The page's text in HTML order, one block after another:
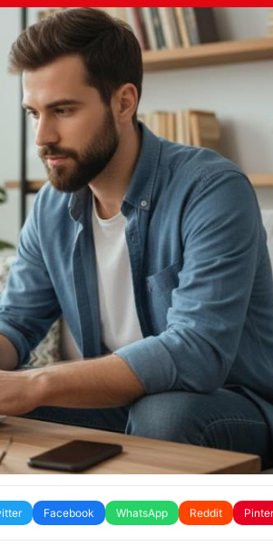
Facebook WhatsApp Reddit